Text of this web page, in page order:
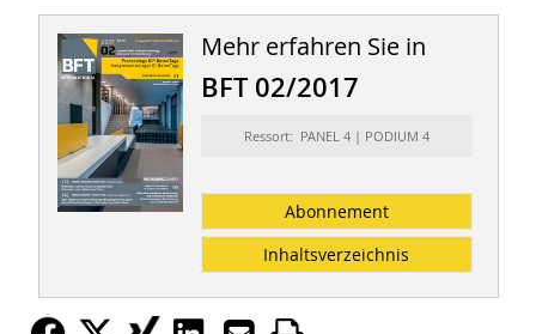
Mehr erfahren Sie in
BFT 02/2017
Ressort: PANEL 4 | PODIUM 4
Abonnement
Inhaltsverzeichnis